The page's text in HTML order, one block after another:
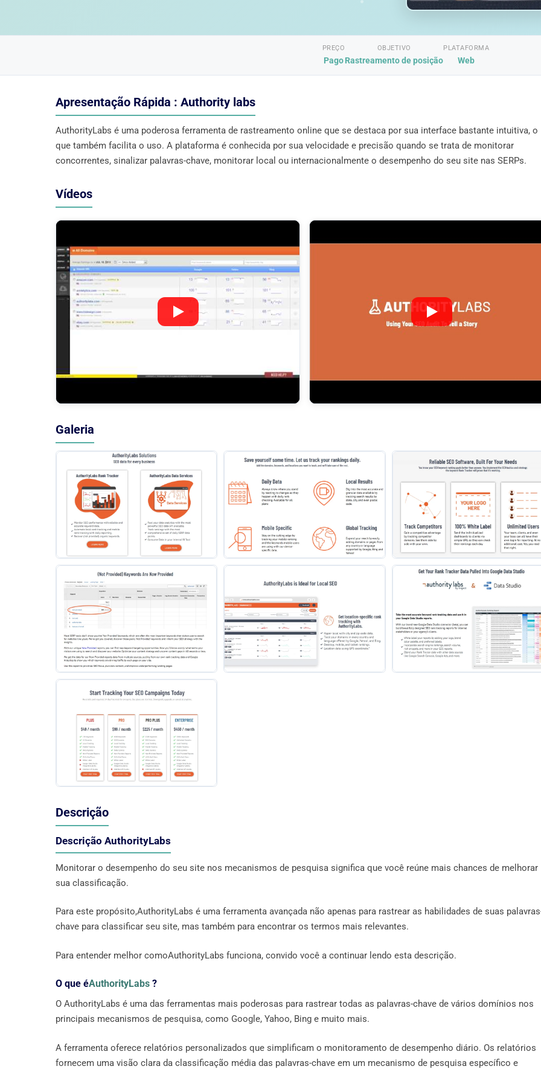
PREÇO
Pago
OBJETIVO
Rastreamento de posição
PLATAFORMA
Web
Apresentação Rápida : Authority labs
AuthorityLabs é uma poderosa ferramenta de rastreamento online que se destaca por sua interface bastante intuitiva, o
que também facilita o uso. A plataforma é conhecida por sua velocidade e precisão quando se trata de monitorar
concorrentes, sinalizar palavras-chave, monitorar local ou internacionalmente o desempenho do seu site nas SERPs.
Vídeos
Galeria
Descrição
Descrição AuthorityLabs
Monitorar o desempenho do seu site nos mecanismos de pesquisa significa que você reúne mais chances de melhorar
sua classificação.
Para este propósito,AuthorityLabs é uma ferramenta avançada não apenas para rastrear as habilidades de suas
chave para classificar seu site, mas também para encontrar os termos mais relevantes.
Para entender melhor comoAuthorityLabs funciona, convido você a continuar lendo esta descrição.
O que éAuthorityLabs ?
O AuthorityLabs é uma das ferramentas mais poderosas para rastrear todas as palavras-chave de vários domínios nos
principais mecanismos de pesquisa, como Google, Yahoo, Bing e muito mais.
A ferramenta oferece relatórios personalizados que simplificam o monitoramento de desempenho diário. Os relatórios
fornecem uma visão clara da classificação média das palavras-chave em um mecanismo de pesquisa específico e